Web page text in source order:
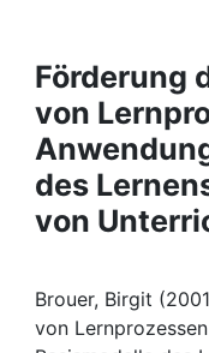
Projects
People
Institutions
My FIS
Förderung
von
des
von
Brouer, Birgit
von